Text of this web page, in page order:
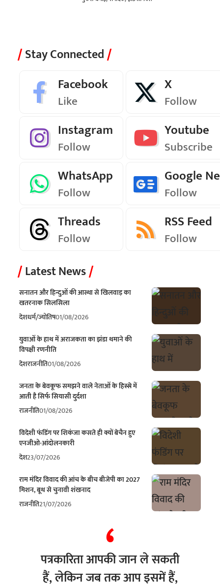
Stay Connected
Facebook
Like
X
Follow
Instagram
Follow
Youtube
Subscribe
WhatsApp
Follow
Google
Follow
Threads
Follow
RSS Feed
Follow
Latest News
सनातन और हिन्दुओं की आस्था से खिलवाड़ का
खतरनाक सिलसिला
देशधर्म/ज्योतिष01/08/2026
युवाओं के हाथ में अराजकता का झंडा थमाने की
विपक्षी रणनीति
देशराजनीति01/08/2026
जनता के बेवकूफ समझने वाले नेताओं के हिस्से में
आती है सिर्फ सियासी दुर्दशा
राजनीति01/08/2026
विदेशी फंडिंग पर शिकंजा कसते ही क्यों बेचैन हुए
एनजीओ-आंदोलनकारी
देश23/07/2026
राम मंदिर विवाद की आंच के बीच बीजेपी का 2027
मिशन, बूथ से चुनावी शंखनाद
राजनीति21/07/2026
पत्रकारिता आपकी जान ले सकती
हैं, लेकिन जब तक आप इसमें हैं,